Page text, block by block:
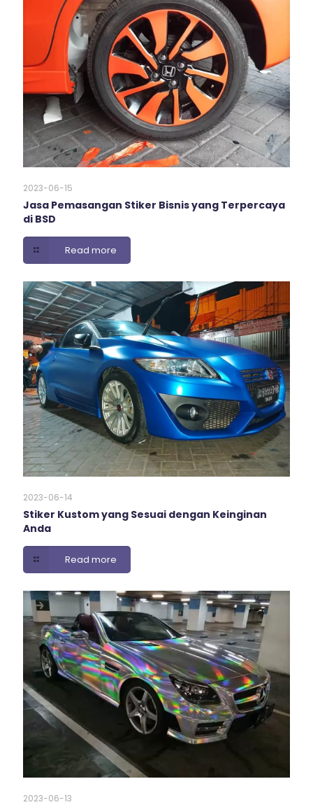
2023-06-15
Jasa Pemasangan Stiker Bisnis yang Terpercaya
di BSD
Read more
2023-06-14
Stiker Kustom yang Sesuai dengan Keinginan
Anda
Read more
2023-06-13